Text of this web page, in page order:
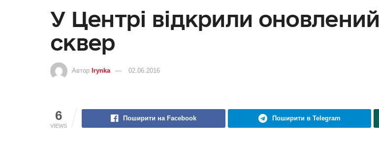
У Центрі відкрили оновлений
сквер
Автор Irynka 02.06.2016
6
VIEWS
Поширити на Facebook Поширити в Telegram